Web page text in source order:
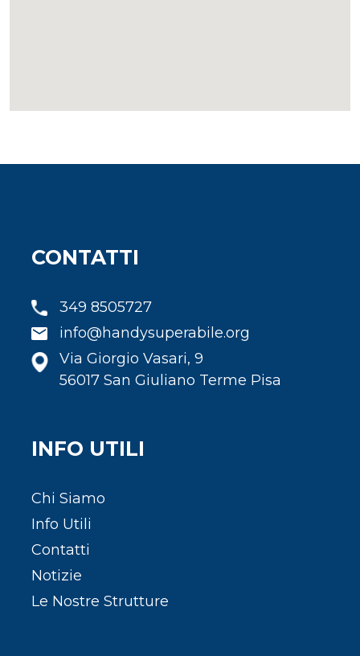
CONTATTI
349 8505727
info@handysuperabile.org
Via Giorgio Vasari, 9
56017 San Giuliano Terme Pisa
INFO UTILI
Chi Siamo
Info Utili
Contatti
Notizie
Le Nostre Strutture